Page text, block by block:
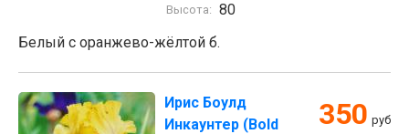
Высота: 80
Белый с оранжево-жёлтой б.
Ирис Боулд
Инкаунтер (Bold
350 руб